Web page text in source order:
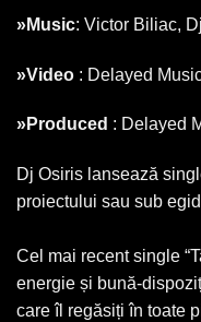
»Music: Victor Biliac,
»Video : Delayed
»Produced : Delayed
Dj Osiris lansează
proiectului sau sub
Cel mai recent single
energie și bună-
care îl regăsiți în toate